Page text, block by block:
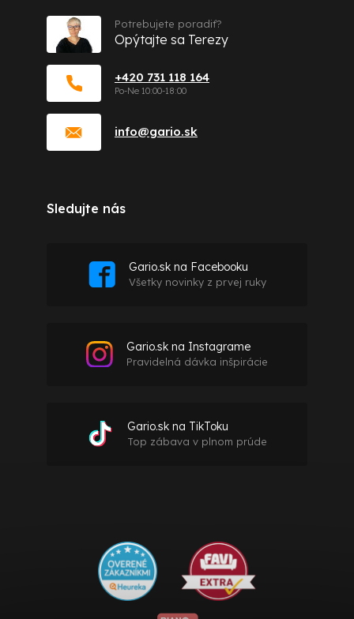
info@gario.sk
+420 731 118 164
Potrebujete poradiť?
Opýtajte sa Terezy
Sledujte nás
Gario.sk na Facebooku
Všetky novinky z prvej ruky
Gario.sk na Instagrame
Pravidelná dávka inšpirácie
Gario.sk na TikToku
Top zábava v plnom prúde